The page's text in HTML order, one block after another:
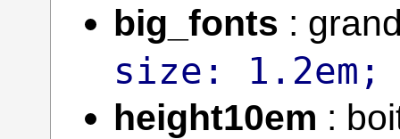
big_fonts :
size:
height10em :